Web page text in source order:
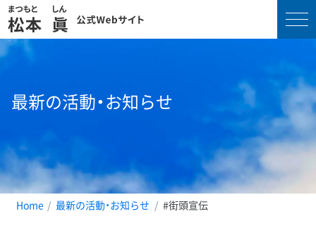
コ
ス
キ
ッ
最新の活動・お知らせ
Home 最新の活動・お知らせ #街頭宣伝